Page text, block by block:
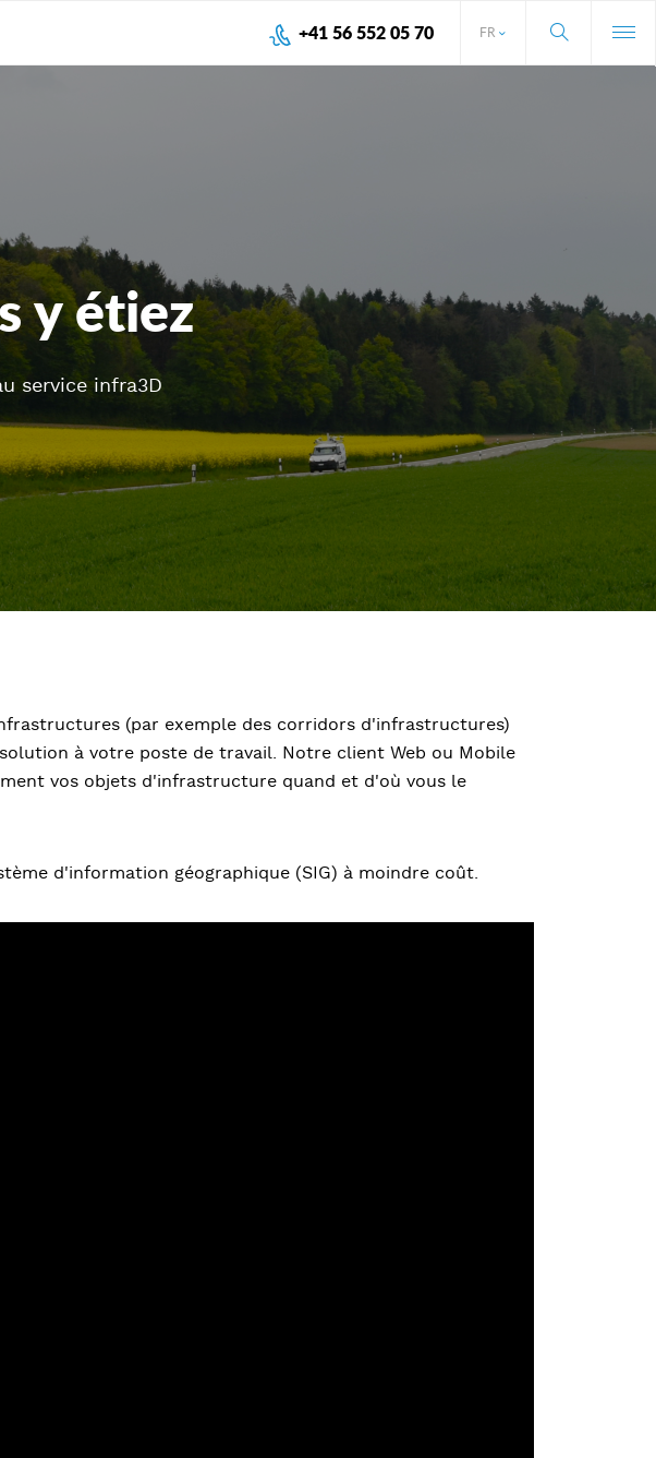
FR
+41 56 552 05 70
y étiez
service infra3D
(par exemple des corridors d'infrastructures)
à votre poste de travail. Notre client Web ou Mobile
vos objets d'infrastructure quand et d'où vous le
d'information géographique (SIG) à moindre coût.